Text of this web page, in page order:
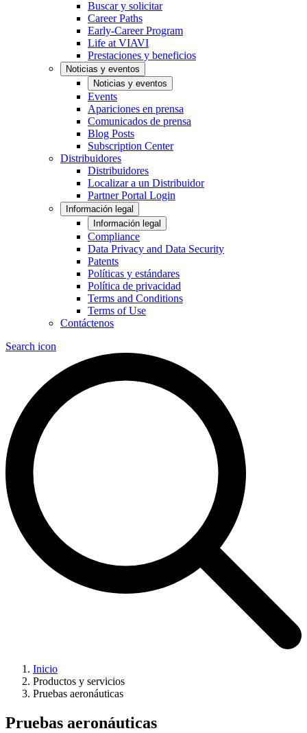
Buscar y solicitar
Career Paths
Early-Career Program
Life at VIAVI
Prestaciones y beneficios
Noticias y eventos
Noticias y eventos
Events
Apariciones en prensa
Comunicados de prensa
Blog Posts
Subscription Center
Distribuidores
Distribuidores
Localizar a un Distribuidor
Partner Portal Login
Información legal
Información legal
Compliance
Data Privacy and Data Security
Patents
Políticas y estándares
Política de privacidad
Terms and Conditions
Terms of Use
Contáctenos
Search icon
Inicio
Productos y servicios
Pruebas aeronáuticas
Pruebas aeronáuticas